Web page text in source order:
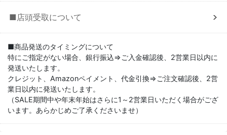
■店頭受取について
■商品発送のタイミングについて
特にご指定がない場合、銀行振込⇒ご入金確認後、2営業日以内に
発送いたします。
クレジット、Amazonペイメント、代金引換⇒ご注文確認後、2営
業日以内に発送いたします。
（SALE期間中や年末年始はさらに1～2営業日いただく場合がござ
います。あらかじめご了承くださいませ）